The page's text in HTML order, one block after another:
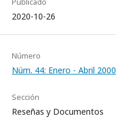
2020-10-26
Número
Núm. 44: Enero - Abril 2000
Sección
Reseñas y Documentos